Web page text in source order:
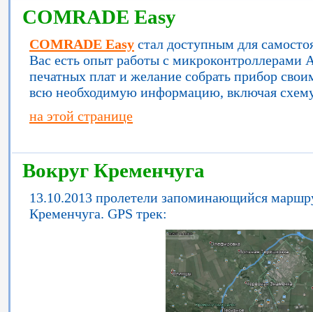
COMRADE Easy
COMRADE Easy стал доступным для
Вас есть опыт работы с микроконтроллерами
печатных плат и желание собрать прибор
всю необходимую информацию, включая
на этой странице
Вокруг Кременчуга
13.10.2013 пролетели запоминающийся
Кременчуга. GPS трек: